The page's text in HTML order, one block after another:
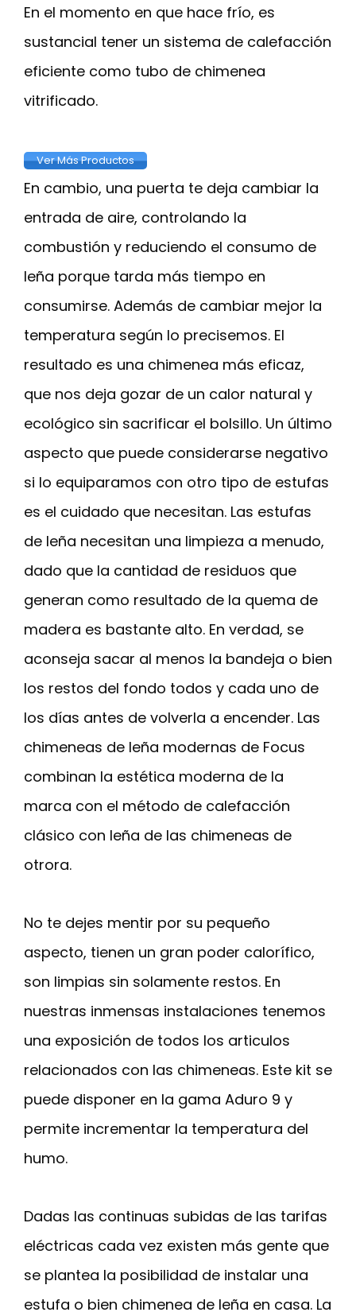
En el momento en que hace frío, es
sustancial tener un sistema de calefacción
eficiente como tubo de chimenea
vitrificado.
Ver Más Productos
En cambio, una puerta te deja cambiar la
entrada de aire, controlando la
combustión y reduciendo el consumo de
leña porque tarda más tiempo en
consumirse. Además de cambiar mejor la
temperatura según lo precisemos. El
resultado es una chimenea más eficaz,
que nos deja gozar de un calor natural y
ecológico sin sacrificar el bolsillo. Un último
aspecto que puede considerarse negativo
si lo equiparamos con otro tipo de estufas
es el cuidado que necesitan. Las estufas
de leña necesitan una limpieza a menudo,
dado que la cantidad de residuos que
generan como resultado de la quema de
madera es bastante alto. En verdad, se
aconseja sacar al menos la bandeja o bien
los restos del fondo todos y cada uno de
los días antes de volverla a encender. Las
chimeneas de leña modernas de Focus
combinan la estética moderna de la
marca con el método de calefacción
clásico con leña de las chimeneas de
otrora.
No te dejes mentir por su pequeño
aspecto, tienen un gran poder calorífico,
son limpias sin solamente restos. En
nuestras inmensas instalaciones tenemos
una exposición de todos los articulos
relacionados con las chimeneas. Este kit se
puede disponer en la gama Aduro 9 y
permite incrementar la temperatura del
humo.
Dadas las continuas subidas de las tarifas
eléctricas cada vez existen más gente que
se plantea la posibilidad de instalar una
estufa o bien chimenea de leña en casa. La